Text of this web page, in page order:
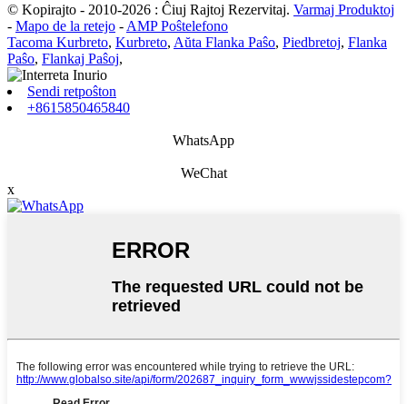
© Kopirajto - 2010-2026 : Ĉiuj Rajtoj Rezervitaj. Varmaj Produktoj
- Mapo de la retejo - AMP Poŝtelefono
Tacoma Kurbreto, Kurbreto, Aŭta Flanka Paŝo, Piedbretoj, Flanka
Paŝo, Flankaj Paŝoj,
Sendi retpoŝton
+8615850465840
WhatsApp
WeChat
x